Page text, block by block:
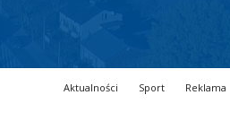
Aktualności Sport Reklama